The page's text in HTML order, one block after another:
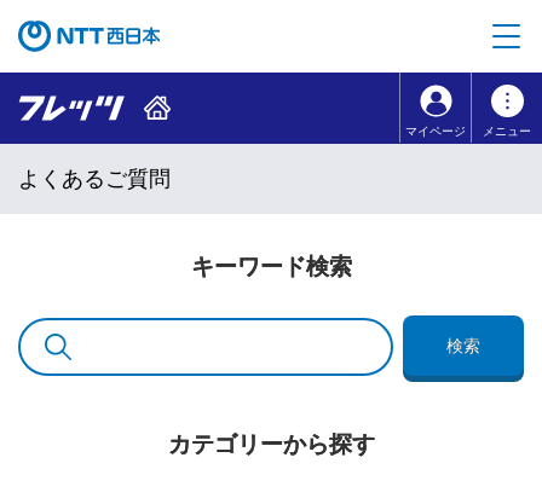
コンテンツのリンクナビゲーションへ移動
マイページ メニュー
よくあるご質問
キーワード検索
検索
カテゴリーから探す